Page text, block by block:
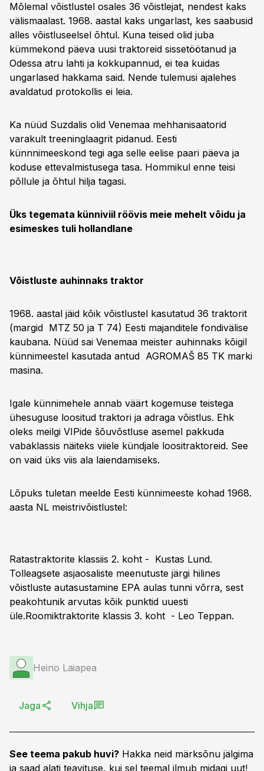
Mõlemal võistlustel osales 36 võistlejat, nendest kaks
välismaalast. 1968. aastal kaks ungarlast, kes saabusid
alles võistluseelsel õhtul. Kuna teised olid juba
kümmekond päeva uusi traktoreid sissetöötanud ja
Odessa atru lahti ja kokkupannud, ei tea kuidas
ungarlased hakkama said. Nende tulemusi ajalehes
avaldatud protokollis ei leia.
Ka nüüd Suzdalis olid Venemaa mehhanisaatorid
varakult treeninglaagrit pidanud. Eesti
künnnimeeskond tegi aga selle eelise paari päeva ja
koduse ettevalmistusega tasa. Hommikul enne teisi
põllule ja õhtul hilja tagasi.
Üks tegemata künniviil röövis meie mehelt võidu ja
esimeskes tuli hollandlane
Võistluste auhinnaks traktor
1968. aastal jäid kõik võistlustel kasutatud 36 traktorit
(margid MTZ 50 ja T 74) Eesti majanditele fondivälise
kaubana. Nüüd sai Venemaa meister auhinnaks kõigil
künnimeestel kasutada antud AGROMAŠ 85 TK marki
masina.
Igale künnimehele annab väärt kogemuse teistega
ühesuguse loositud traktori ja adraga võistlus. Ehk
oleks meilgi VIPide šõuvõstluse asemel pakkuda
vabaklassis näiteks viiele kündjale loositraktoreid. See
on vaid üks viis ala laiendamiseks.
Lõpuks tuletan meelde Eesti künnimeeste kohad 1968.
aasta NL meistrivõistlustel:
Ratastraktorite klassiis 2. koht - Kustas Lund.
Tolleagsete asjaosaliste meenutuste järgi hilines
võistluste autasustamine EPA aulas tunni võrra, sest
peakohtunik arvutas kõik punktid uuesti
üle.Roomiktraktorite klassis 3. koht - Leo Teppan.
Heino Laiapea
Jaga Vihja
See teema pakub huvi? Hakka neid märksõnu jälgima
ja saad alati teavituse, kui sel teemal ilmub midagi uut!